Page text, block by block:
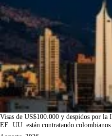
Visas de US$100.000 y despidos por la
EE. UU. están contratando colombianos